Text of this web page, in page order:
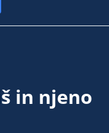
in njeno